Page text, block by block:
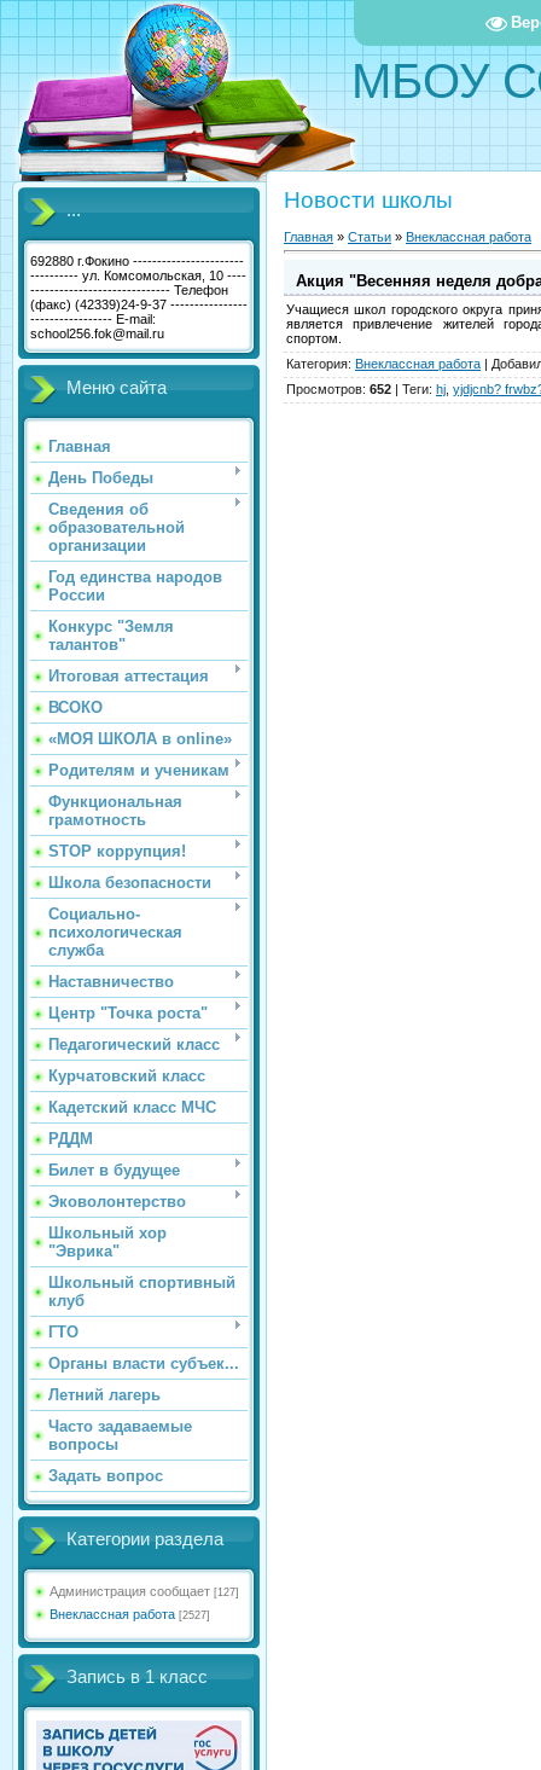
МБОУ
...
692880 г.Фокино -----------------------
---------- ул. Комсомольская, 10 ----
----------------------------- Телефон
(факс) (42339)24-9-37 ----------------
----------------- E-mail:
school256.fok@mail.ru
Меню сайта
Главная
День Победы
Сведения об
образовательной
организации
Год единства народов
России
Конкурс "Земля
талантов"
Итоговая аттестация
ВСОКО
«МОЯ ШКОЛА в online»
Родителям и ученикам
Функциональная
грамотность
STOP коррупция!
Школа безопасности
Социально-
психологическая
служба
Наставничество
Центр "Точка роста"
Педагогический класс
Курчатовский класс
Кадетский класс МЧС
РДДМ
Билет в будущее
Эковолонтерство
Школьный хор
"Эврика"
Школьный спортивный
клуб
ГТО
Органы власти субъек...
Летний лагерь
Часто задаваемые
вопросы
Задать вопрос
Категории раздела
Администрация сообщает [127]
Внеклассная работа [2527]
Запись в 1 класс
Новости школы
Главная » Статьи » Внеклассная работа
Акция "Весенняя неделя
Учащиеся школ городского округа
является привлечение жителей
спортом.
Категория: Внеклассная работа |
Просмотров: 652 | Теги: hj yjdjcnb?